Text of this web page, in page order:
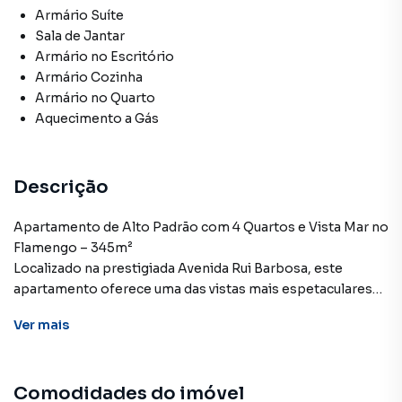
Armário Suíte
Sala de Jantar
Armário no Escritório
Armário Cozinha
Armário no Quarto
Aquecimento a Gás
Descrição
Apartamento de Alto Padrão com 4 Quartos e Vista Mar no
Flamengo – 345m²
Localizado na prestigiada Avenida Rui Barbosa, este
apartamento oferece uma das vistas mais espetaculares
pano de fundo.
decorado com extremo bom gosto. Conta com:
Ver mais
Comodidades do imóvel